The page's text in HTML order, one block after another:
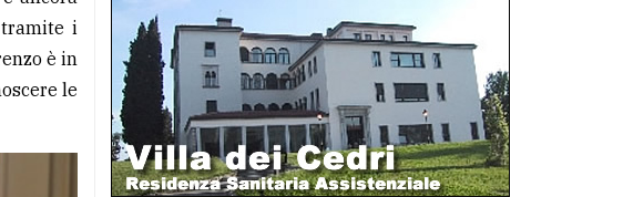
tramite i
è in
le